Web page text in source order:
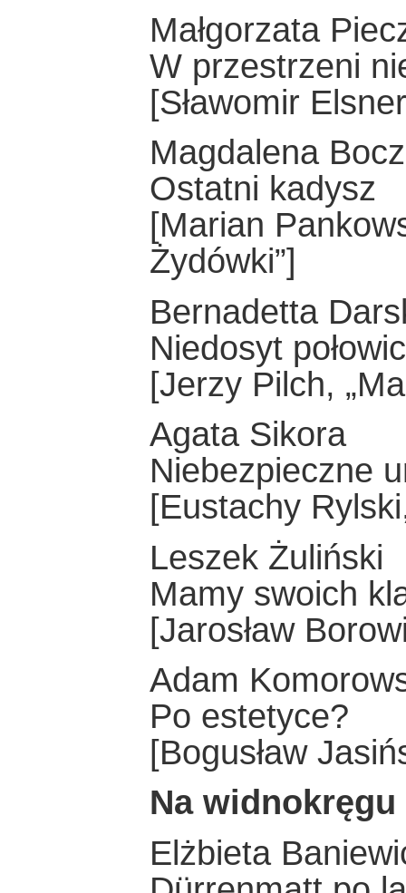
Małgorzata
W przestrzeni
[Sławomir
Magdalena
Ostatni kadysz
[Marian
Żydówki”]
Bernadetta
Niedosyt
[Jerzy Pilch,
Agata Sikora
Niebezpieczne
[Eustachy
Leszek Żuliński
Mamy swoich
[Jarosław
Adam
Po estetyce?
[Bogusław
Na widnokręgu
Elżbieta